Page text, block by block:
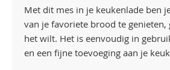
Met dit mes in je keukenlade ben
van je favoriete brood te genieten,
het wilt. Het is eenvoudig in
en een fijne toevoeging aan je